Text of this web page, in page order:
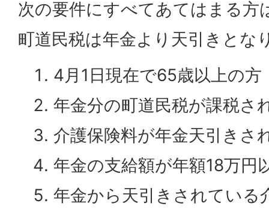
次の要件にすべてあてはまる方
町道民税は年金より天引きとな
4月1日現在で65歳以上の方
年金分の町道民税が課税さ
介護保険料が年金天引きさ
年金の支給額が年額18万円
年金から天引きされている